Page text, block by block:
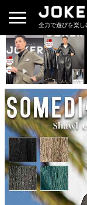
全力で遊びを楽し